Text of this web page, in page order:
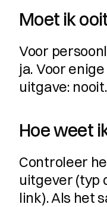
Moet ik
Voor
ja. Voor
uitgave: nooit.
Hoe weet
Controleer
uitgever (typ
link). Als het